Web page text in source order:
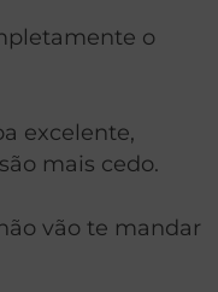
o
excelente,
mais cedo.
vão te mandar